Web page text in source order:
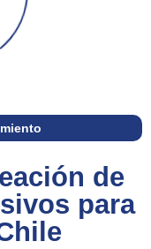
de
para